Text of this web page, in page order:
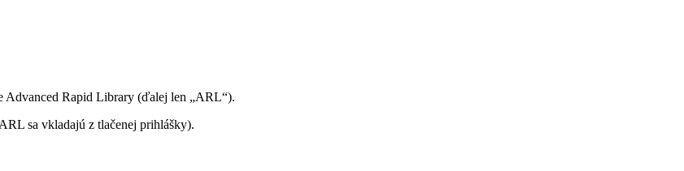
Advanced Rapid Library (ďalej len „ARL“).
sa vkladajú z tlačenej prihlášky).